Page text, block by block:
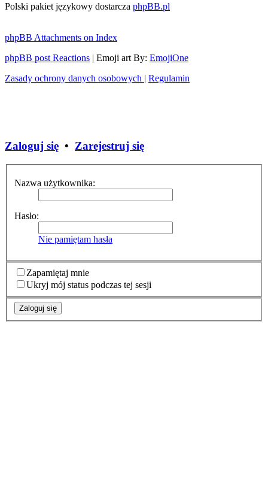
Polski pakiet językowy dostarcza phpBB.pl
phpBB Attachments on Index
phpBB post Reactions | Emoji art By: EmojiOne
Zasady ochrony danych osobowych | Regulamin
Zaloguj się • Zarejestruj się
Nazwa użytkownika:
Hasło:
Nie pamiętam hasła
Zapamiętaj mnie
Ukryj mój status podczas tej sesji